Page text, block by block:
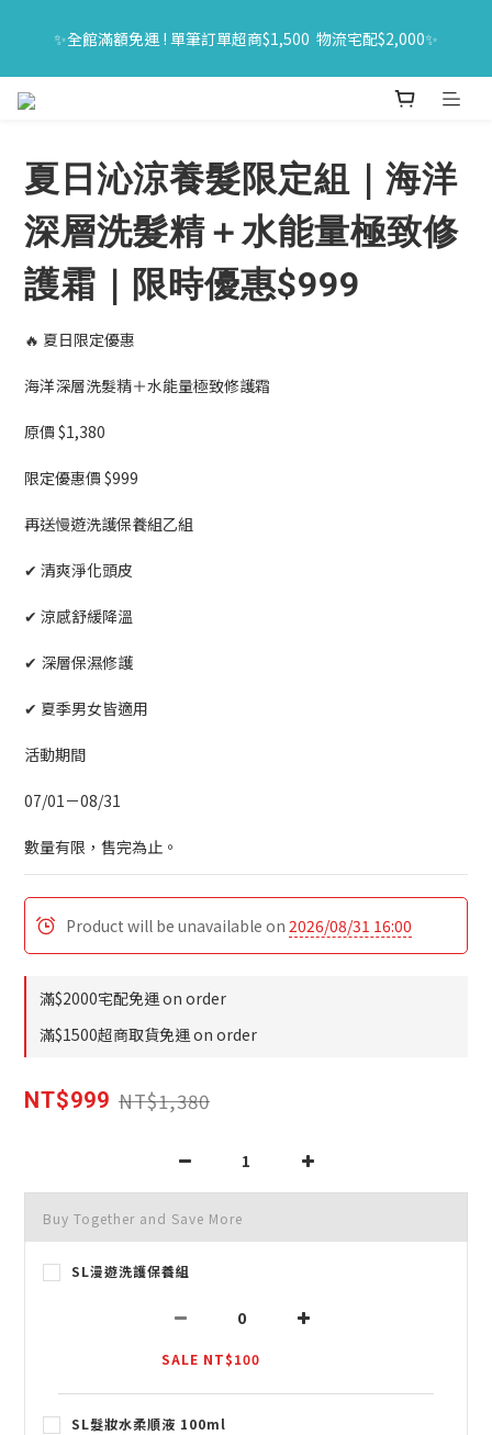
$1500送旅行組
✨全館滿額免運 ! 單筆訂單超商$1,500  物流宅配$2,000✨
🔥618年中購物節｜全館原價商品買一送一 限時06/01-06/30｜滿
夏日沁涼養髮限定組｜海洋
深層洗髮精＋水能量極致修
護霜｜限時優惠$999
🔥 夏日限定優惠
海洋深層洗髮精＋水能量極致修護霜
原價 $1,380
限定優惠價 $999
再送慢遊洗護保養組乙組
✔ 清爽淨化頭皮
✔ 涼感舒緩降溫
✔ 深層保濕修護
✔ 夏季男女皆適用
活動期間
07/01－08/31
數量有限，售完為止。
Product will be unavailable on 2026/08/31 16:00
滿$2000宅配免運 on order
滿$1500超商取貨免運 on order
NT$999 NT$1,380
Buy Together and Save More
SL漫遊洗護保養組
SALE NT$100
SL髮妝水柔順液 100ml